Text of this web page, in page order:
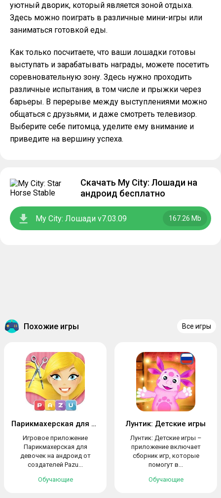
уютный дворик, который является зоной отдыха.
Здесь можно поиграть в различные мини-игры или
заниматься готовкой еды.
Как только посчитаете, что ваши лошадки готовы
выступать и зарабатывать награды, можете посетить
соревновательную зону. Здесь нужно проходить
различные испытания, в том числе и прыжки через
барьеры. В перерыве между выступлениями можно
общаться с друзьями, и даже смотреть телевизор.
Выберите себе питомца, уделите ему внимание и
приведите на вершину успеха.
Скачать My City: Лошади на
андроид бесплатно
My City: Лошади v7.03.09 167.26 Mb
Похожие игры Все игры
Парикмахерская для девочек
Игровое приложение
Парикмахерская для
девочек на андроид от
создателей Pazu...
Обучающие
Лунтик: Детские игры
Лунтик: Детские игры –
приложение включает
сборник игр, которые
помогут в...
Обучающие